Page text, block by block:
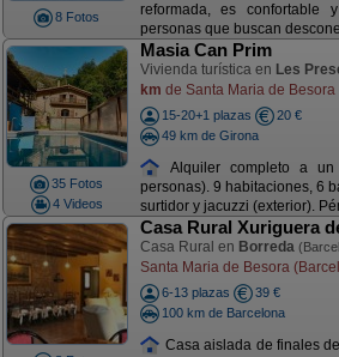
8 Fotos
reformada, es confortable
personas que buscan
35 Fotos
4 Videos
Masia Can Prim
Vivienda turística en Les
km de Santa Maria de
15-20+1 plazas
20 €
49 km de Girona
Alquiler completo a
personas). 9 habitaciones, 6
surtidor y jacuzzi (exterior).
Casa Rural Xuriguera
Casa Rural en Borreda
Santa Maria de Besora
6-13 plazas
39 €
100 km de Barcelona
Casa aislada de finales